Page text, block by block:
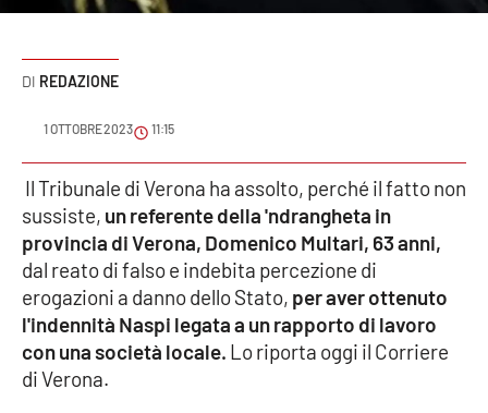
VIDEO
Ambiente
Cronaca
Cultura
REDAZIONE
1 OTTOBRE 2023 11:15
Il Tribunale di Verona ha assolto, perché il fatto non
sussiste, un referente della 'ndrangheta in
provincia di Verona, Domenico Multari, 63 anni,
dal reato di falso e indebita percezione di
erogazioni a danno dello Stato, per aver ottenuto
l'indennità Naspi legata a un rapporto di lavoro
con una società locale. Lo riporta oggi il Corriere
di Verona.